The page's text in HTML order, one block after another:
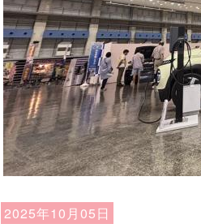
2025年10月05日